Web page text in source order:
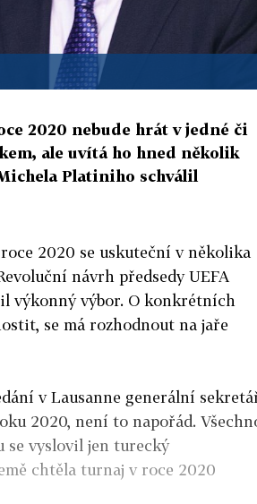
2020 nebude hrát v jedné či
ale uvítá ho hned několik
Platiniho schválil
2020 se uskuteční v několika
návrh předsedy UEFA
výkonný výbor. O konkrétních
se má rozhodnout na jaře
v Lausanne generální
2020, není to napořád.
se vyslovil jen turecký
chtěla turnaj v roce 2020